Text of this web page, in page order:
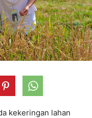
kekeringan lahan